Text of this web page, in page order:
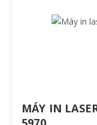
MÁY IN